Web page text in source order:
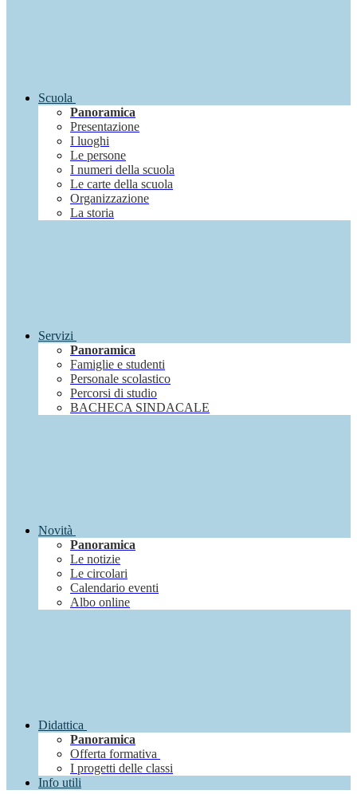
Scuola
Panoramica
Presentazione
I luoghi
Le persone
I numeri della scuola
Le carte della scuola
Organizzazione
La storia
Servizi
Panoramica
Famiglie e studenti
Personale scolastico
Percorsi di studio
BACHECA SINDACALE
Novità
Panoramica
Le notizie
Le circolari
Calendario eventi
Albo online
Didattica
Panoramica
Offerta formativa
I progetti delle classi
Info utili